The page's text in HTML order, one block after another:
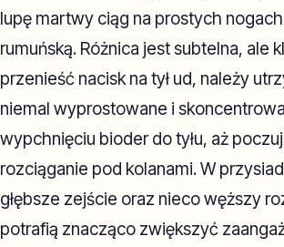
lupę martwy ciąg na prostych
rumuńską. Różnica jest subtelna, ale
przenieść nacisk na tył ud, należy
niemal wyprostowane i
wypchnięciu bioder do tyłu, aż
rozciąganie pod kolanami. W
głębsze zejście oraz nieco węższy
potrafią znacząco zwiększyć